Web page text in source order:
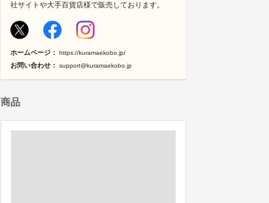
社サイトや大手百貨店様で販売しております。
ホームページ： https://kuramaekobo.jp/
お問い合わせ： support@kuramaekobo.jp
商品